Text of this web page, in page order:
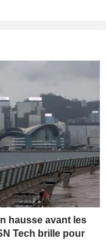
hausse avant les
Tech brille pour